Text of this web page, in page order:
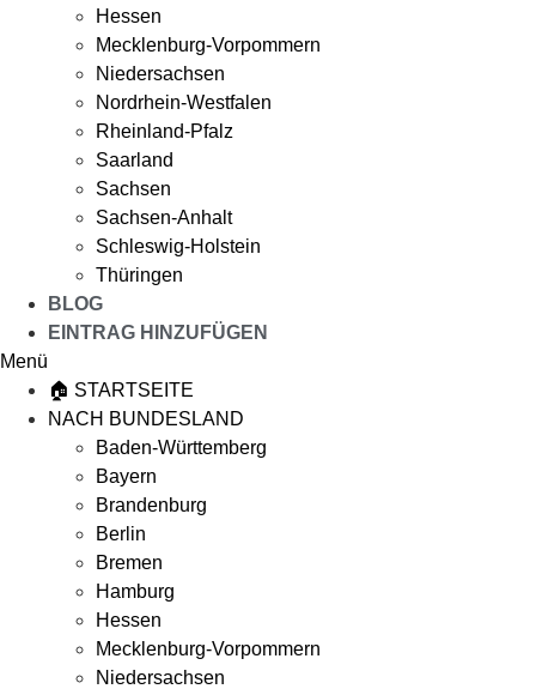
Hessen
Mecklenburg-Vorpommern
Niedersachsen
Nordrhein-Westfalen
Rheinland-Pfalz
Saarland
Sachsen
Sachsen-Anhalt
Schleswig-Holstein
Thüringen
BLOG
EINTRAG HINZUFÜGEN
Menü
🏠 STARTSEITE
NACH BUNDESLAND
Baden-Württemberg
Bayern
Brandenburg
Berlin
Bremen
Hamburg
Hessen
Mecklenburg-Vorpommern
Niedersachsen